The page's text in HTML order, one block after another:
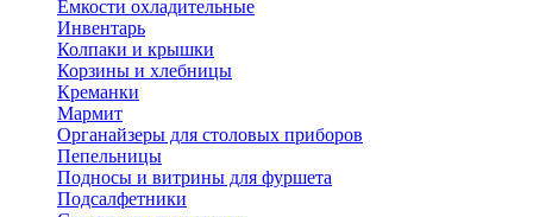
Емкости охладительные
Инвентарь
Колпаки и крышки
Корзины и хлебницы
Креманки
Мармит
Органайзеры для столовых приборов
Пепельницы
Подносы и витрины для фуршета
Подсалфетники